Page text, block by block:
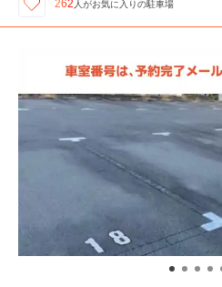
262 人がお気に入りの駐車場